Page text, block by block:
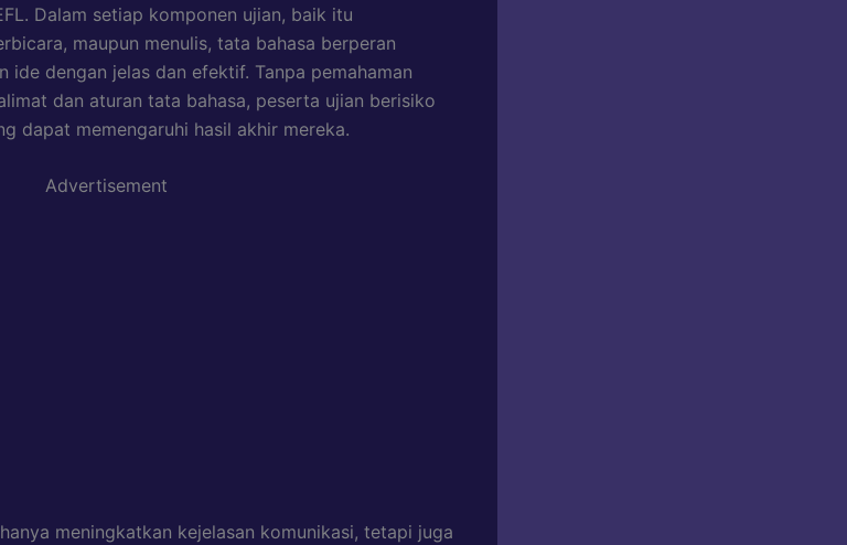
Dalam setiap komponen ujian, baik itu
maupun menulis, tata bahasa berperan
ide dengan jelas dan efektif. Tanpa pemahaman
dan aturan tata bahasa, peserta ujian berisiko
dapat memengaruhi hasil akhir mereka.
Advertisement
meningkatkan kejelasan komunikasi, tetapi juga